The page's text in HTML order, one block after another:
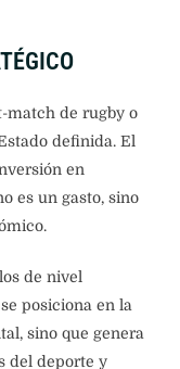
match de rugby o
definida. El
en
es un gasto, sino
de nivel
posiciona en la
sino que genera